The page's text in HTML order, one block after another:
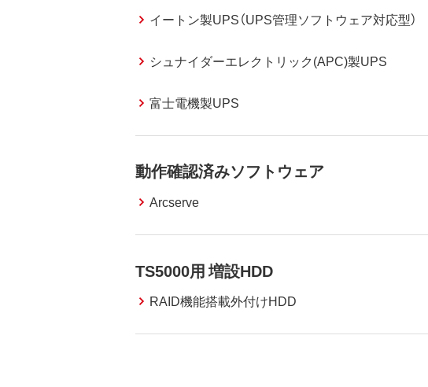
イートン製UPS（UPS管理ソフトウェア対応型）
シュナイダーエレクトリック(APC)製UPS
富士電機製UPS
動作確認済みソフトウェア
Arcserve
TS5000用 増設HDD
RAID機能搭載外付けHDD